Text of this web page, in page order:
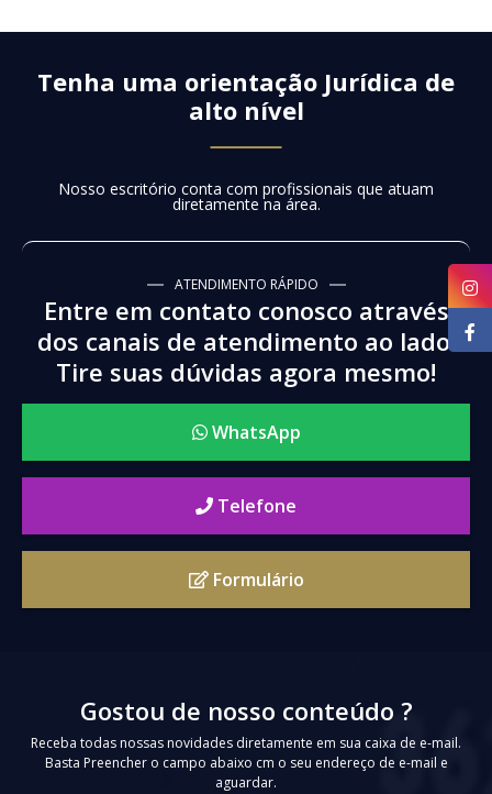
Tenha uma orientação Jurídica de
alto nível
Nosso escritório conta com profissionais que atuam
diretamente na área.
ATENDIMENTO RÁPIDO
Entre em contato conosco através
dos canais de atendimento ao lado.
Tire suas dúvidas agora mesmo!
WhatsApp
Telefone
Formulário
Gostou de nosso conteúdo ?
Receba todas nossas novidades diretamente em sua caixa de e-mail.
Basta Preencher o campo abaixo cm o seu endereço de e-mail e
aguardar.